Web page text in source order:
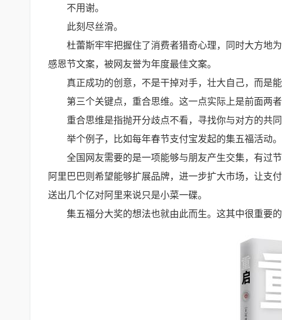
不用谢。
此刻尽丝滑。
杜蕾斯牢牢把握住了消费者猎奇心理，同时大方地
感恩节文案，被网友誉为年度最佳文案。
真正成功的创意，不是干掉对手，壮大自己，而是
第三个关键点，重合思维。这一点实际上是前面两
重合思维是指抛开分歧点不看，寻找你与对方的共
举个例子，比如每年春节支付宝发起的集五福活动。
全国网友需要的是一项能够与朋友产生交集，有过
阿里巴巴则希望能够扩展品牌，进一步扩大市场，让支
送出几个亿对阿里来说只是小菜一碟。
集五福分大奖的想法也就由此而生。这其中很重要